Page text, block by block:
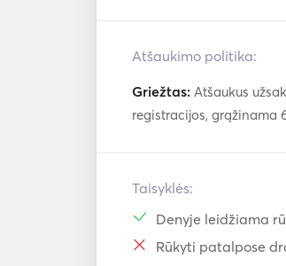
Atšaukimo politika:
Griežtas: Atšaukus
registracijos, grąžinama
Taisyklės:
Denyje leidžiama
Rūkyti patalpose